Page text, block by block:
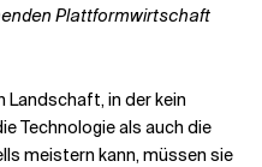
Plattformwirtschaft
Landschaft, in der kein
Technologie als auch die
meistern kann, müssen sie